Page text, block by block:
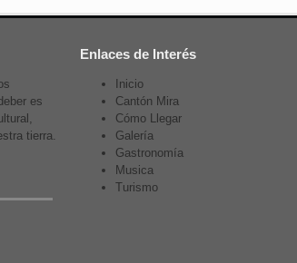
es
tierra.
Enlaces de Interés
Inicio
Cantón Mira
Cómo Llegar
Galería
Gastronomía
Musica
Turismo